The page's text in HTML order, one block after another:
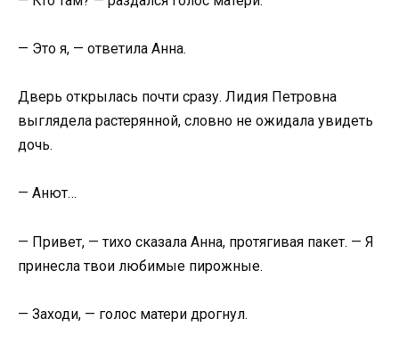
— Это я, — ответила Анна.
Дверь открылась почти сразу. Лидия Петровна
выглядела растерянной, словно не ожидала увидеть
дочь.
— Анют…
— Привет, — тихо сказала Анна, протягивая пакет. — Я
принесла твои любимые пирожные.
— Заходи, — голос матери дрогнул.